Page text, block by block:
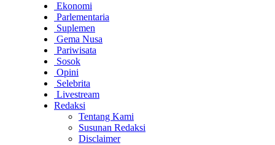
Ekonomi
Parlementaria
Suplemen
Gema Nusa
Pariwisata
Sosok
Opini
Selebrita
Livestream
Redaksi
Tentang Kami
Susunan Redaksi
Disclaimer